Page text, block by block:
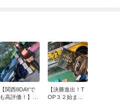
【関西8DAYで
も高評価！】N
【決勝進出！T
OP３２始まる